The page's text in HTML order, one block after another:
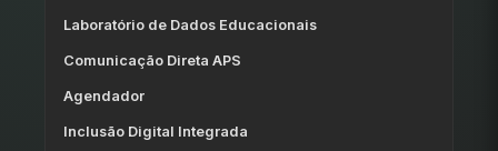
Laboratório de Dados Educacionais
Comunicação Direta APS
Agendador
Inclusão Digital Integrada